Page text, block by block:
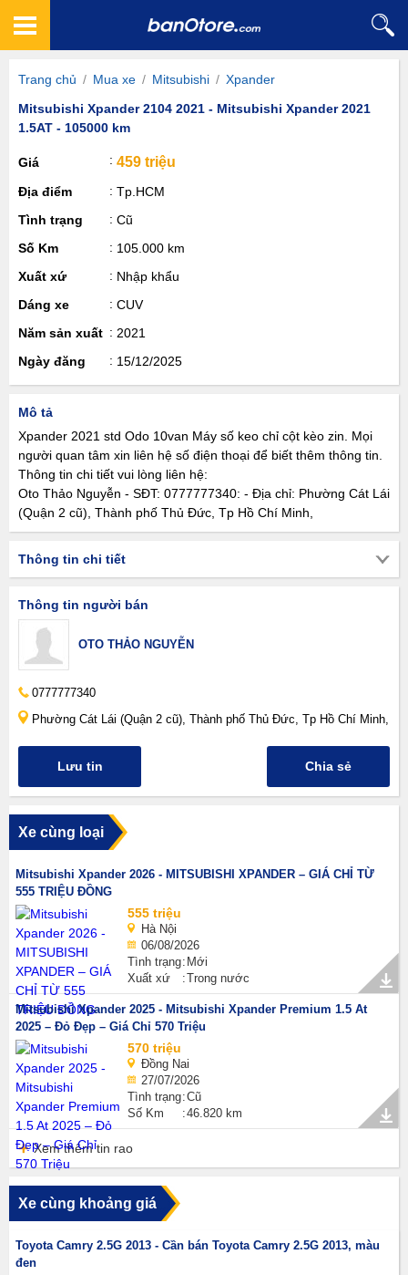
Trang chủ / Mua xe / Mitsubishi / Xpander
Mitsubishi Xpander 2104 2021 - Mitsubishi Xpander 2021
1.5AT - 105000 km
Giá 459 triệu
Địa điểm
Tp.HCM
Tình trạng
Cũ
Số Km
105.000 km
Xuất xứ
Nhập khẩu
Dáng xe
CUV
Năm sản xuất
2021
Ngày đăng
15/12/2025
Mô tả
Xpander 2021 std Odo 10van Máy số keo chỉ cột kèo zin. Mọi
người quan tâm xin liên hệ số điện thoại để biết thêm thông tin.
Thông tin chi tiết vui lòng liên hệ:
Oto Thảo Nguyễn - SĐT: 0777777340: - Địa chỉ: Phường Cát Lái
(Quận 2 cũ), Thành phố Thủ Đức, Tp Hồ Chí Minh,
Thông tin chi tiết
Thông tin người bán
OTO THẢO NGUYỄN
0777777340
Phường Cát Lái (Quận 2 cũ), Thành phố Thủ Đức, Tp Hồ Chí Minh,
Lưu tin Chia sẻ
Xe cùng loại
Mitsubishi Xpander 2026 - MITSUBISHI XPANDER – GIÁ CHỈ TỪ
555 TRIỆU ĐỒNG
555 triệu
Hà Nội
06/08/2026
Tình trạng Mới
Xuất xứ
Trong nước
Mitsubishi Xpander 2025 - Mitsubishi Xpander Premium 1.5 At
2025 – Đỏ Đẹp – Giá Chỉ 570 Triệu
570 triệu
Đồng Nai
27/07/2026
Tình trạng Cũ
Số Km
46.820 km
Xem thêm tin rao
Xe cùng khoảng giá
Toyota Camry 2.5G 2013 - Cần bán Toyota Camry 2.5G 2013, màu
đen